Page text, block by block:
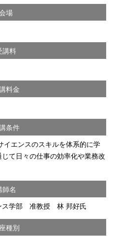
場
講料
料金
条件
イエンスのスキルを体系的に学
て日々の仕事の効率化や業務改
師名
ス学部 准教授 林 邦好氏
種別